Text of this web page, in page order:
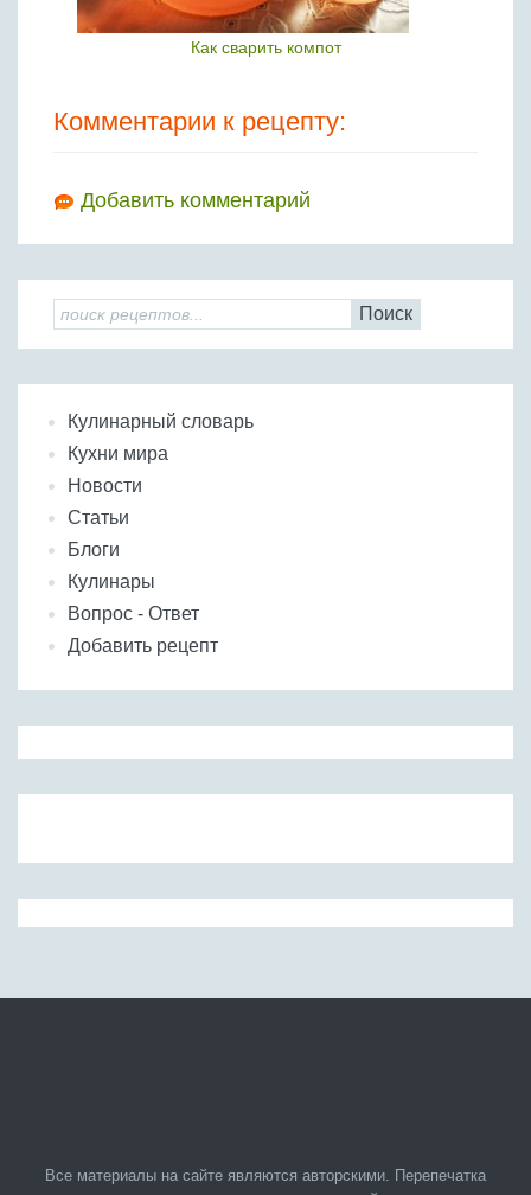
Как сварить компот
Комментарии к рецепту:
Добавить комментарий
Поиск
Кулинарный словарь
Кухни мира
Новости
Статьи
Блоги
Кулинары
Вопрос - Ответ
Добавить рецепт
Все материалы на сайте являются авторскими. Перепечатка